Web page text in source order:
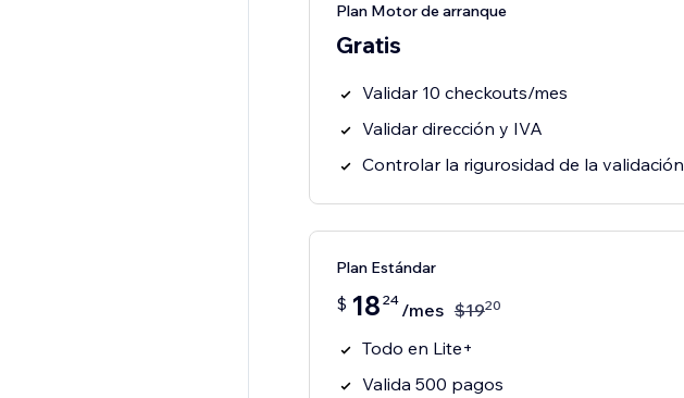
Plan Motor de arranque
Gratis
Validar 10 checkouts/mes
Validar dirección y IVA
Controlar la rigurosidad de la validación
Plan Estándar
$ 18 24 /mes $1920
Todo en Lite+
Valida 500 pagos